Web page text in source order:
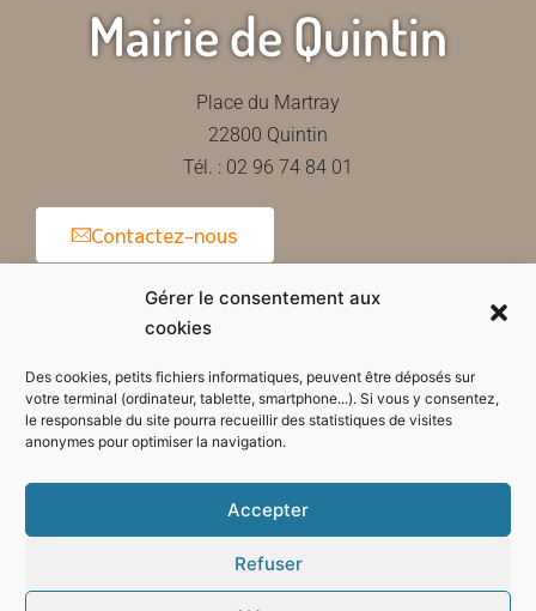
Gérer le consentement aux
cookies
Des cookies, petits fichiers informatiques, peuvent être déposés sur
votre terminal (ordinateur, tablette, smartphone...). Si vous y consentez,
le responsable du site pourra recueillir des statistiques de visites
anonymes pour optimiser la navigation.
Accepter
Refuser
Mairie de Quintin
Place du Martray
22800 Quintin
Tél. : 02 96 74 84 01
Contactez-nous
Horaires d'ouverture de la mairie